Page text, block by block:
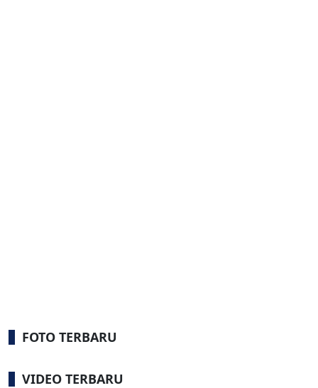
FOTO TERBARU
VIDEO TERBARU